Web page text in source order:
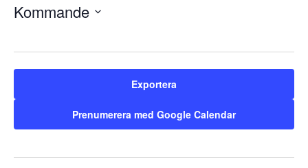
Kommande
datum.
Exportera
Prenumerera med Google Calendar